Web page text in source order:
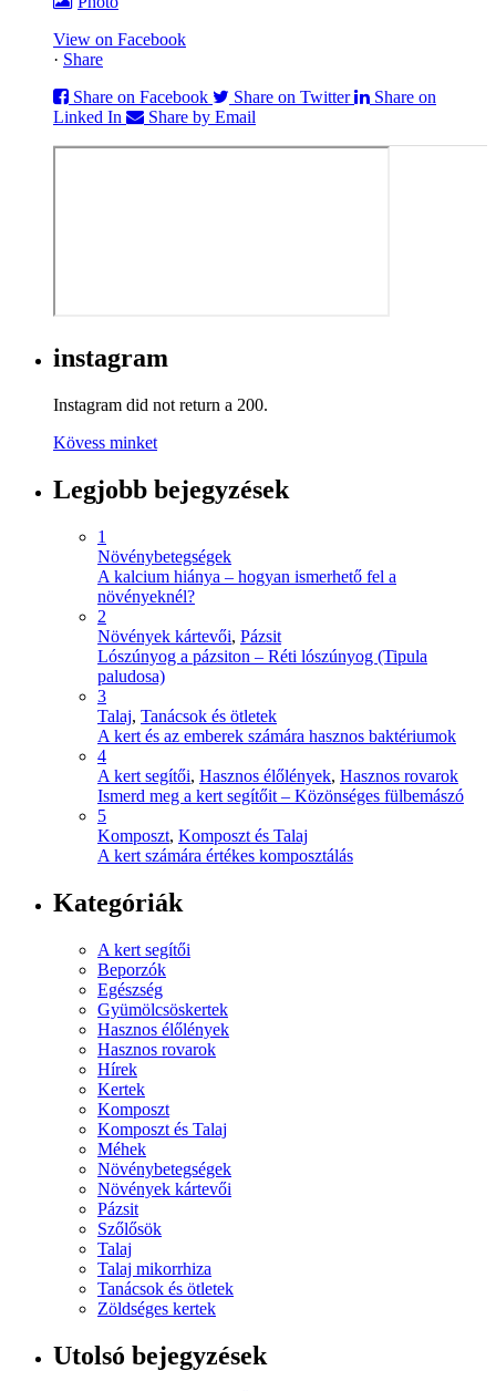
View on Facebook
· Share
Share on Facebook
Share on Twitter
Share on
Linked In
Share by Email
instagram
Instagram did not return a 200.
Kövess minket
Legjobb bejegyzések
1
Növénybetegségek
A kalcium hiánya – hogyan ismerhető fel a
növényeknél?
2
Növények kártevői, Pázsit
Lószúnyog a pázsiton – Réti lószúnyog (Tipula
paludosa)
3
Talaj, Tanácsok és ötletek
A kert és az emberek számára hasznos baktériumok
4
A kert segítői, Hasznos élőlények, Hasznos rovarok
Ismerd meg a kert segítőit – Közönséges fülbemászó
5
Komposzt, Komposzt és Talaj
A kert számára értékes komposztálás
Kategóriák
A kert segítői
Beporzók
Egészség
Gyümölcsöskertek
Hasznos élőlények
Hasznos rovarok
Hírek
Kertek
Komposzt
Komposzt és Talaj
Méhek
Növénybetegségek
Növények kártevői
Pázsit
Szőlősök
Talaj
Talaj mikorrhiza
Tanácsok és ötletek
Zöldséges kertek
Utolsó bejegyzések